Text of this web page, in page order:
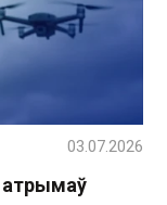
атрымаў
03.07.2026